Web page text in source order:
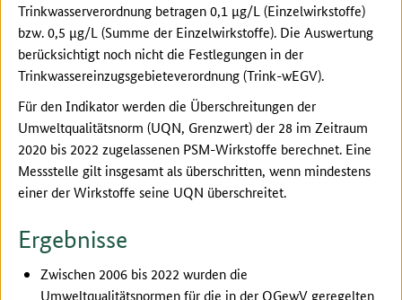
Trinkwasserverordnung betragen 0,1 µg/L (Einzelwirkstoffe)
bzw. 0,5 µg/L (Summe der Einzelwirkstoffe). Die Auswertung
berücksichtigt noch nicht die Festlegungen in der
Trinkwassereinzugsgebieteverordnung (Trink-wEGV).
Für den Indikator werden die Überschreitungen der
Umweltqualitätsnorm (UQN, Grenzwert) der 28 im Zeitraum
2020 bis 2022 zugelassenen PSM-Wirkstoffe berechnet. Eine
Messstelle gilt insgesamt als überschritten, wenn mindestens
einer der Wirkstoffe seine UQN überschreitet.
Ergebnisse
Zwischen 2006 bis 2022 wurden die
Umweltqualitätsnormen für die in der OGewV geregelten